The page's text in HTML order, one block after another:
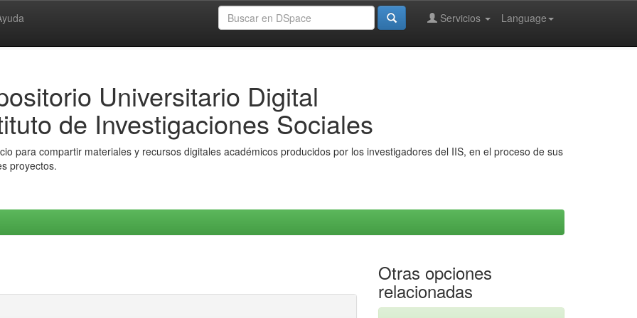
Language
Servicios
Universitario Digital
de Investigaciones Sociales
para compartir materiales y recursos digitales académicos producidos por los investigadores del IIS, en el proceso de sus
proyectos.
Otras opciones
relacionadas